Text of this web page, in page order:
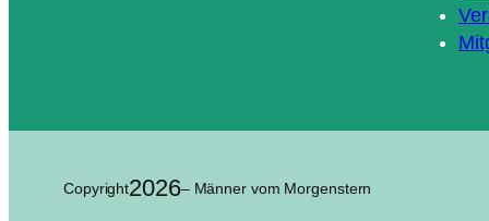
Copyright2026– Männer vom Morgenstern